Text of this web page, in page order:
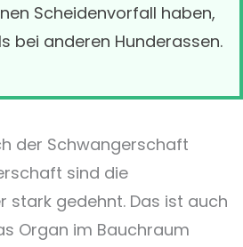
Scheidenvorfall haben,
bei anderen Hunderassen.
der Schwangerschaft
sind die
stark gedehnt. Das ist auch
Organ im Bauchraum